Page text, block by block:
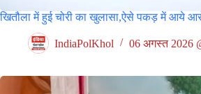
खितौला में हुई चोरी का खुलासा,ऐसे पकड़ में आये
IndiaPolKhol 06 अगस्त 2026